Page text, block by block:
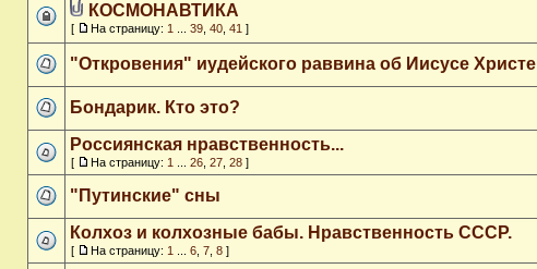
КОСМОНАВТИКА
[ На страницу: 1 39 40 41 ]
"Откровения" иудейского раввина об Иисусе Христе
Бондарик. Кто это?
Россиянская нравственность...
[ На страницу: 1 26 27 28 ]
"Путинские" сны
Колхоз и колхозные бабы. Нравственность СССР.
[ На страницу: 1 6 7 8 ]